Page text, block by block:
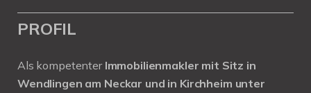
PROFIL
Als kompetenter Immobilienmakler mit Sitz in
Wendlingen am Neckar und in Kirchheim unter